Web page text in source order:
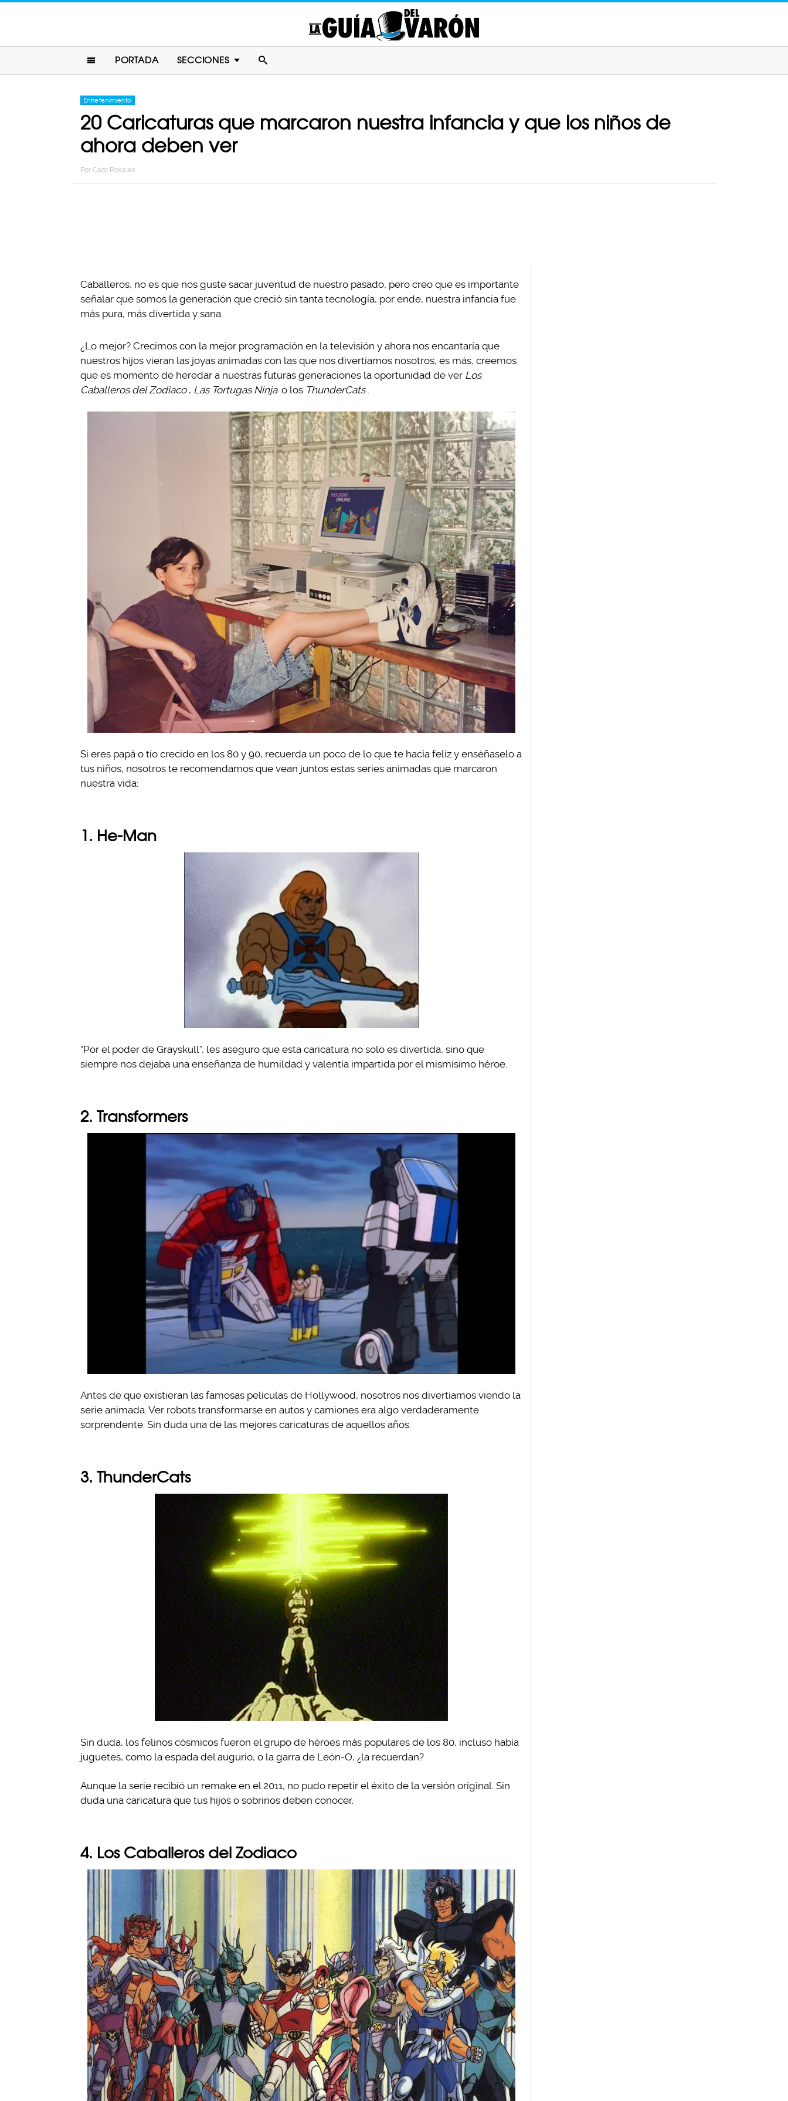
PORTADA SECCIONES
Entretenimiento
20 Caricaturas que marcaron nuestra infancia y que los niños de
ahora deben ver
Por Caro Rosales
Caballeros, no es que nos guste sacar juventud de nuestro pasado, pero creo que es importante
señalar que somos la generación que creció sin tanta tecnología, por ende, nuestra infancia fue
más pura, más divertida y sana.
¿Lo mejor? Crecimos con la mejor programación en la televisión y ahora nos encantaría que
nuestros hijos vieran las joyas animadas con las que nos divertíamos nosotros, es más, creemos
que es momento de heredar a nuestras futuras generaciones la oportunidad de ver Los
Caballeros del Zodiaco , Las Tortugas Ninja o los ThunderCats .
Si eres papá o tío crecido en los 80 y 90, recuerda un poco de lo que te hacía feliz y enséñaselo a
tus niños, nosotros te recomendamos que vean juntos estas series animadas que marcaron
nuestra vida:
1. He-Man
“Por el poder de Grayskull”, les aseguro que esta caricatura no solo es divertida, sino que
siempre nos dejaba una enseñanza de humildad y valentía impartida por el mismísimo héroe.
2. Transformers
Antes de que existieran las famosas películas de Hollywood, nosotros nos divertíamos viendo la
serie animada. Ver robots transformarse en autos y camiones era algo verdaderamente
sorprendente. Sin duda una de las mejores caricaturas de aquellos años.
3. ThunderCats
Sin duda, los felinos cósmicos fueron el grupo de héroes más populares de los 80, incluso había
juguetes, como la espada del augurio, o la garra de León-O, ¿la recuerdan?
Aunque la serie recibió un remake en el 2011, no pudo repetir el éxito de la versión original. Sin
duda una caricatura que tus hijos o sobrinos deben conocer.
4. Los Caballeros del Zodiaco